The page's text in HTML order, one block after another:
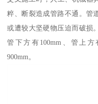
粹、断裂造成管路不通。管
或遭较大坚硬物压迫而破损
管下方有100mm、管上
900mm。